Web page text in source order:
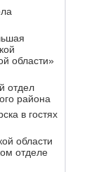
области»
отдел
района
в гостях
области
отделе